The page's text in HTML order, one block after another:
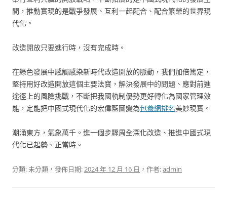
間，推動實現的是戰爭發展、互利一起配合、配合繁榮的世界現
代化。
改造開放只要進行時，沒有完成時。
在綠色發展中感觸感染新時代改造開放的脈動，我們加倍篤定，
堅持用好改造開放這個主要法寶，解決發展中的問題、應對前進
途徑上的風險挑戰，不斷把我國軌制優勢更好轉化為國家管理效
能，定能把中國式現代化的宏偉藍圖變為包養網排名美妙現實。
潮涌東方，氣象萬千。進一個步驟周全深化改造、推進中國式現
代化已起勢、正當時。
分類: 未分類，發佈日期:2024 年 12 月 16 日 ，作者:admin